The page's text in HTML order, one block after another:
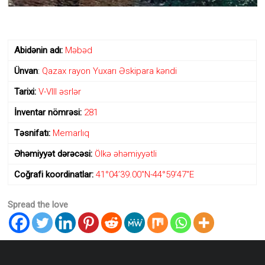
diyarı
daş
yadigarı
“Avey”
məbədinin
adı
ilə
Abidəninadı: Məbəd
Ünvan: Qazax rayon Yuxarı Əskipara kəndi
Tarixi: V-VIII əsrlər
İnventar nömrəsi: 281
Təsnifatı: Memarlıq
Əhəmiyyət dərəcəsi: Ölkə əhəmiyyətli
Coğrafi koordinatlar: 41°04’39.00″N-44°59’47″E
Spread the love